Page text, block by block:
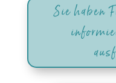
Sie haben